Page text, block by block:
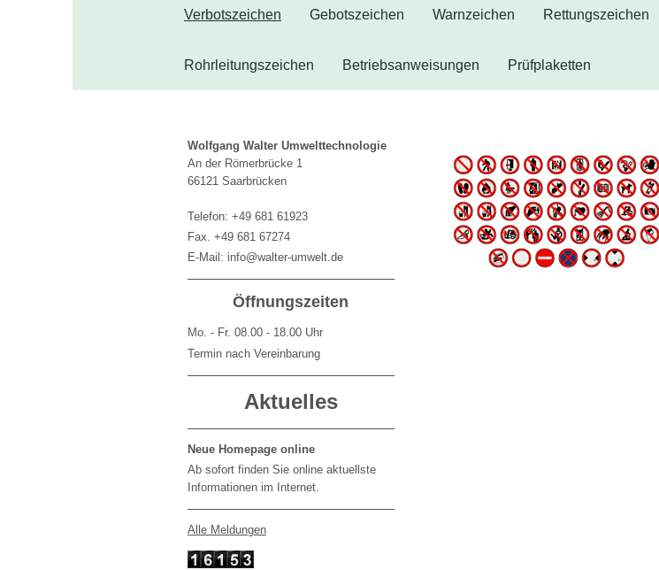
Verbotszeichen Gebotszeichen Warnzeichen Rettungszeichen
Rohrleitungszeichen Betriebsanweisungen Prüfplaketten
Wolfgang Walter Umwelttechnologie
An der Römerbrücke 1
66121 Saarbrücken
Telefon: +49 681 61923
Fax. +49 681 67274
E-Mail: info@walter-umwelt.de
Öffnungszeiten
Mo. - Fr. 08.00 - 18.00 Uhr
Termin nach Vereinbarung
Aktuelles
Neue Homepage online
Ab sofort finden Sie online aktuellste
Informationen im Internet.
Alle Meldungen